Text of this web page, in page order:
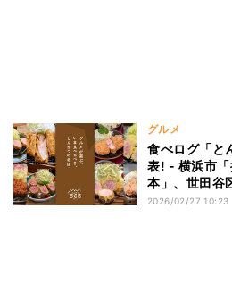
グルメ
食べログ「と
表! - 横浜市
本」、世田谷
選出
2026/02/27 10:23